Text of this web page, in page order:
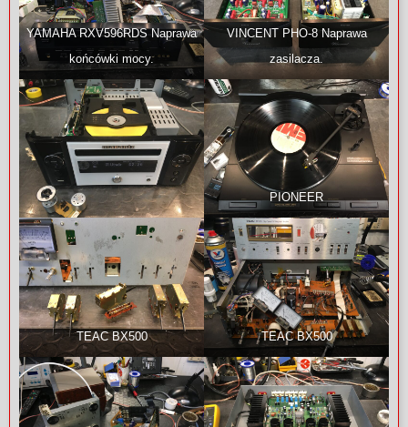
YAMAHA RXV596RDS Naprawa
końcówki mocy.
VINCENT PHO-8 Naprawa
zasilacza.
PIONEER
TEAC BX500 TEAC BX500